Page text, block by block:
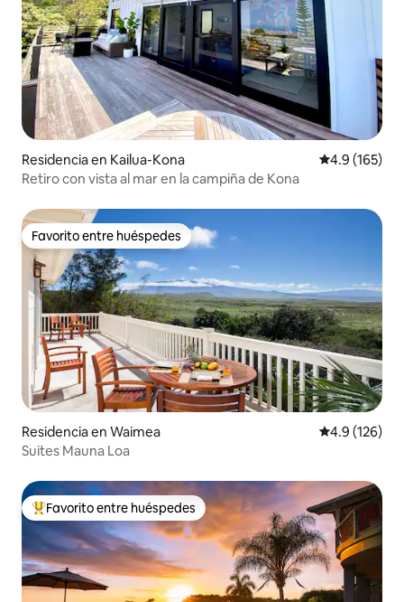
Residencia en Kailua-Kona Calificación
4.9 (165)
Retiro con vista al mar en la campiña de Kona
Favorito entre huéspedes
Favorito entre huéspedes
Residencia en Waimea Calificación
4.9 (126)
Suites Mauna Loa
De los mejores en Favorito entre huéspedes
Favorito entre huéspedes